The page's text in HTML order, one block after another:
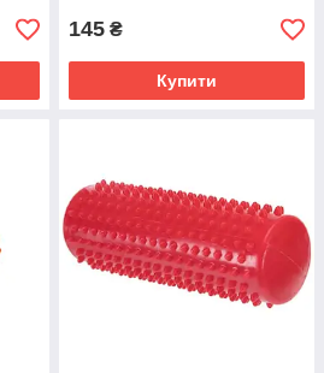
145 ₴
Купити